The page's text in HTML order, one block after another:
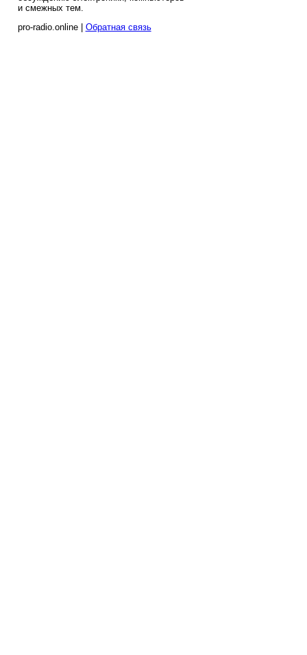
и смежных тем.
pro-radio.online | Обратная связь